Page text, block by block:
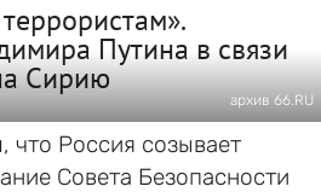
Путина в связи
Сирию
архив 66.RU
что Россия созывает
Совета Безопасности